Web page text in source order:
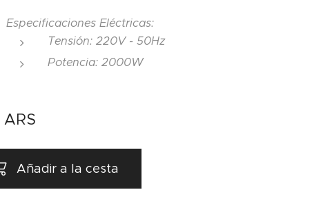
Especificaciones Eléctricas:
Tensión: 220V - 50Hz
Potencia: 2000W
ARS
Añadir a la cesta